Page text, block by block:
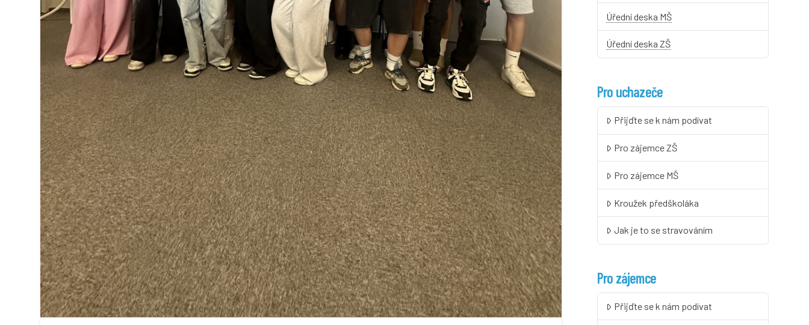
Úřední deska MŠ
Úřední deska ZŠ
Pro uchazeče
Přijďte se k nám podívat
Pro zájemce ZŠ
Pro zájemce MŠ
Kroužek předškoláka
Jak je to se stravováním
Pro zájemce
Přijďte se k nám podívat